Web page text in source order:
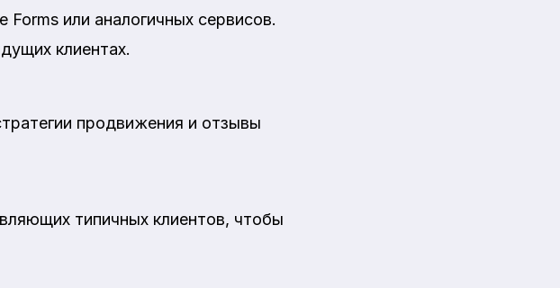
или аналогичных сервисов.
клиентах.
продвижения и отзывы
типичных клиентов, чтобы